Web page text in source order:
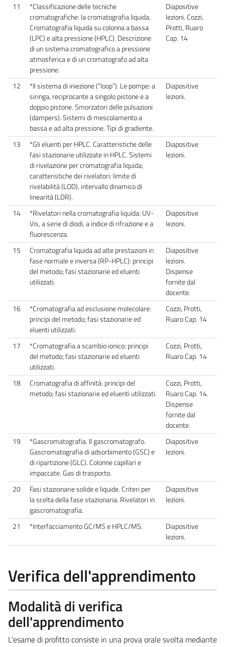
11
*Classificazione delle tecniche
cromatografiche: la cromatografia liquida.
Cromatografia liquida su colonna a bassa
(LPC) e alta pressione (HPLC). Descrizione
di un sistema cromatografico a pressione
atmosferica e di un cromatografo ad alta
pressione.
Diapositive
lezioni. Cozzi,
Protti, Ruaro
Cap. 14
12
*Il sistema di iniezione (“loop”). Le pompe: a
siringa, reciprocante a singolo pistone e a
doppio pistone. Smorzatori delle pulsazioni
(dampers). Sistemi di mescolamento a
bassa e ad alta pressione. Tipi di gradiente.
Diapositive
lezioni.
13
*Gli eluenti per HPLC. Caratteristiche delle
fasi stazionarie utilizzate in HPLC. Sistemi
di rivelazione per cromatografia liquida;
caratteristiche dei rivelatori: limite di
rivelabilità (LOD), intervallo dinamico di
linearità (LDR).
Diapositive
lezioni.
14
*Rivelatori nella cromatografia liquida: UV-
Vis, a serie di diodi, a indice di rifrazione e a
fluorescenza.
Diapositive
lezioni.
15
Cromatografia liquida ad alte prestazioni in
fase normale e inversa (RP-HPLC): principi
del metodo; fasi stazionarie ed eluenti
utilizzati.
Diapositive
lezioni.
Dispense
fornite dal
docente.
16
*Cromatografia ad esclusione molecolare:
principi del metodo; fasi stazionarie ed
eluenti utilizzati.
Cozzi, Protti,
Ruaro Cap. 14
17
*Cromatografia a scambio ionico: principi
del metodo; fasi stazionarie ed eluenti
utilizzati.
Cozzi, Protti,
Ruaro Cap. 14
18
Cromatografia di affinità: principi del
metodo; fasi stazionarie ed eluenti utilizzati.
Cozzi, Protti,
Ruaro Cap. 14.
Dispense
fornite dal
docente.
19
*Gascromatografia. Il gascromatografo.
Gascromatografia di adsorbimento (GSC) e
di ripartizione (GLC). Colonne capillari e
impaccate. Gas di trasporto.
Diapositive
lezioni.
20
Fasi stazionarie solide e liquide. Criteri per
la scelta della fase stazionaria. Rivelatori in
gascromatografia.
Diapositive
lezioni.
21 *Interfacciamento GC/MS e HPLC/MS.
Diapositive
lezioni.
Verifica dell'apprendimento
Modalità di verifica
dell'apprendimento
L'esame di profitto consiste in una prova orale svolta mediante